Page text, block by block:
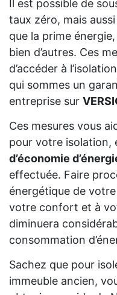
Il est possible de
taux zéro, mais
que la prime
bien d’autres. Ces
d’accéder à
qui sommes un
entreprise sur
Ces mesures vous
pour votre isolation,
d’économie
effectuée. Faire
énergétique de
votre confort et à
diminuera
consommation
Sachez que pour
immeuble ancien,